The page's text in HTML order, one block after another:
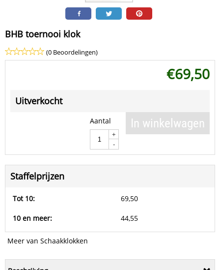
BHB toernooi klok
(0 Beoordelingen)
€69,50
Uitverkocht
Aantal
+
-
In winkelwagen
Staffelprijzen
Tot 10: 69,50
10 en meer: 44,55
Meer van Schaakklokken